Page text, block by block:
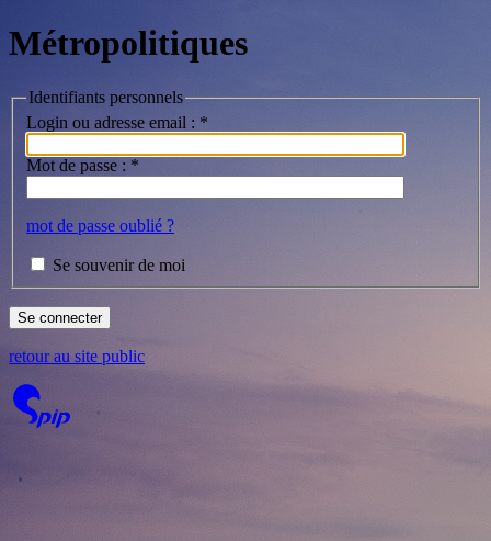
Métropolitiques
Identifiants personnels
Login ou adresse email : *
Mot de passe : *
mot de passe oublié ?
Se souvenir de moi
retour au site public